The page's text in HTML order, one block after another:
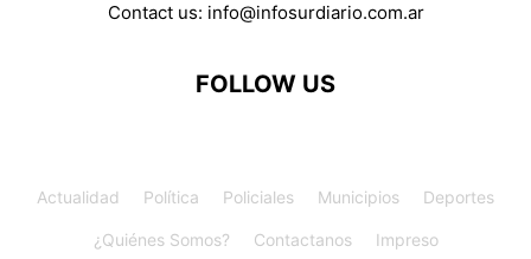
Contact us: info@infosurdiario.com.ar
FOLLOW US
Actualidad Política Policiales Municipios Deportes
¿Quiénes Somos? Contactanos Impreso